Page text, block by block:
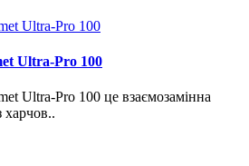
Ultra-Pro 100
Ultra-Pro 100 це взаємозамінна
харчов..